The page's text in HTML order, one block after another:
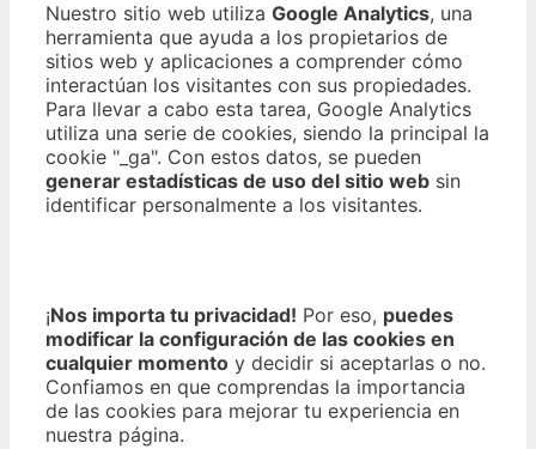
Nuestro sitio web utiliza Google Analytics, una
herramienta que ayuda a los propietarios de
sitios web y aplicaciones a comprender cómo
interactúan los visitantes con sus propiedades.
Para llevar a cabo esta tarea, Google Analytics
utiliza una serie de cookies, siendo la principal la
cookie "_ga". Con estos datos, se pueden
generar estadísticas de uso del sitio web sin
identificar personalmente a los visitantes.
¡Nos importa tu privacidad! Por eso, puedes
modificar la configuración de las cookies en
cualquier momento y decidir si aceptarlas o no.
Confiamos en que comprendas la importancia
de las cookies para mejorar tu experiencia en
nuestra página.